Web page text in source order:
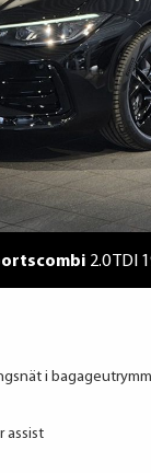
2.0 TDI
i
assist